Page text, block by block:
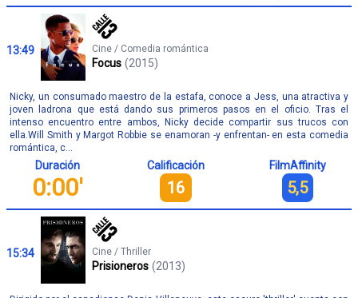
13:49 Cine / Comedia romántica
Focus (2015)
Nicky, un consumado maestro de la estafa, conoce a Jess, una atractiva y
joven ladrona que está dando sus primeros pasos en el oficio. Tras el
intenso encuentro entre ambos, Nicky decide compartir sus trucos con
ella.Will Smith y Margot Robbie se enamoran -y enfrentan- en esta comedia
romántica, c...
Duración
0:00'
Calificación
16
FilmAffinity
5,5
15:34 Cine / Thriller
Prisioneros (2013)